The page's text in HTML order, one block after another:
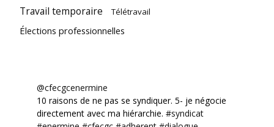
Travail temporaire Télétravail
Élections professionnelles
@cfecgcenermine
10 raisons de ne pas se syndiquer. 5- je négocie
directement avec ma hiérarchie. #syndicat